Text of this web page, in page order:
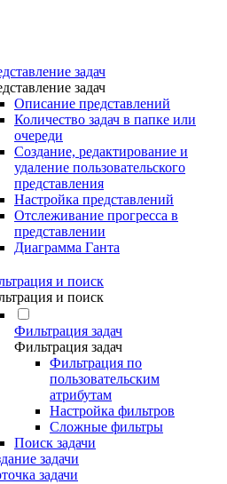
задач
задач
Описание представлений
Количество задач в папке или
очереди
Создание, редактирование и
удаление пользовательского
представления
Настройка представлений
Отслеживание прогресса в
представлении
Диаграмма Ганта
и поиск
и поиск
Фильтрация задач
Фильтрация задач
Фильтрация по
пользовательским
атрибутам
Настройка фильтров
Сложные фильтры
Поиск задачи
задачи
задачи